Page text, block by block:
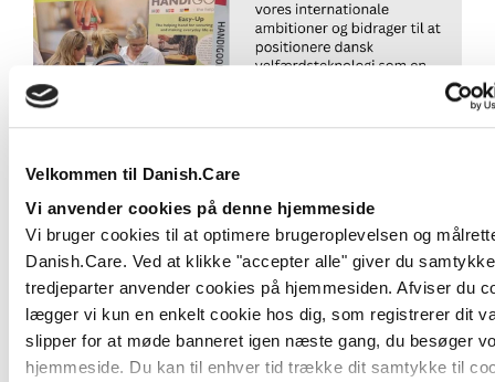
Velkommen til Danish.Care
Vi anvender cookies på denne hjemmeside
Vi bruger cookies til at optimere brugeroplevelsen og
Danish.Care. Ved at klikke "accepter alle" giver du
tredjeparter anvender cookies på hjemmesiden. Afviser du
lægger vi kun en enkelt cookie hos dig, som registrerer dit
slipper for at møde banneret igen næste gang, du besøger
hjemmeside. Du kan til enhver tid trække dit samtykke til
#VIERDANISHCARE: Derfor er
Handigood medlem af Danish.Care
Handigood er medlem af Danish.Care for at styrke
rammerne for dansk velfærdsteknologi, og for at...
Læs mere